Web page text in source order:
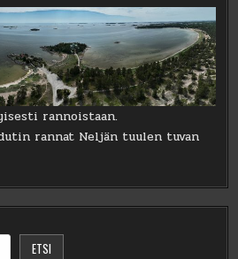
rannoistaan.
rannat Neljän tuulen tuvan
ETSI